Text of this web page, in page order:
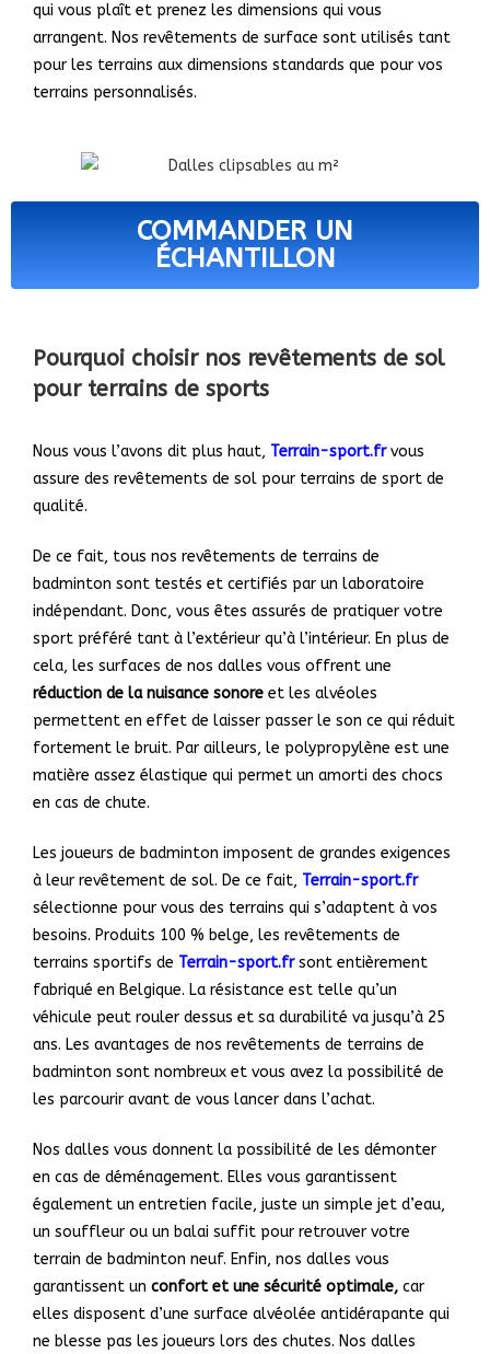
qui vous plaît et prenez les dimensions qui vous
arrangent. Nos revêtements de surface sont utilisés tant
pour les terrains aux dimensions standards que pour vos
terrains personnalisés.
COMMANDER UN
ÉCHANTILLON
Pourquoi choisir nos revêtements de sol
pour terrains de sports
Nous vous l’avons dit plus haut, Terrain-sport.frvous
assure des revêtements de sol pour terrains de sport de
qualité.
De ce fait, tous nos revêtements de terrains de
badminton sont testés et certifiés par un laboratoire
indépendant. Donc, vous êtes assurés de pratiquer votre
sport préféré tant à l’extérieur qu’à l’intérieur. En plus de
cela, les surfaces de nos dalles vous offrent une
réduction de la nuisance sonore et les alvéoles
permettent en effet de laisser passer le son ce qui réduit
fortement le bruit. Par ailleurs, le polypropylène est une
matière assez élastique qui permet un amorti des chocs
en cas de chute.
Les joueurs de badminton imposent de grandes exigences
à leur revêtement de sol. De ce fait, Terrain-sport.fr
sélectionne pour vous des terrains qui s’adaptent à vos
besoins. Produits 100 % belge, les revêtements de
terrains sportifs de Terrain-sport.frsont entièrement
fabriqué en Belgique. La résistance est telle qu’un
véhicule peut rouler dessus et sa durabilité va jusqu’à 25
ans. Les avantages de nos revêtements de terrains de
badminton sont nombreux et vous avez la possibilité de
les parcourir avant de vous lancer dans l’achat.
Nos dalles vous donnent la possibilité de les démonter
en cas de déménagement. Elles vous garantissent
également un entretien facile, juste un simple jet d’eau,
un souffleur ou un balai suffit pour retrouver votre
terrain de badminton neuf. Enfin, nos dalles vous
garantissent un confort et une sécurité optimale, car
elles disposent d’une surface alvéolée antidérapante qui
ne blesse pas les joueurs lors des chutes. Nos dalles